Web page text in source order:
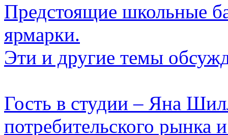
Предстоящие школьные
ярмарки.
Эти и другие темы
Гость в студии – Яна
потребительского рынка